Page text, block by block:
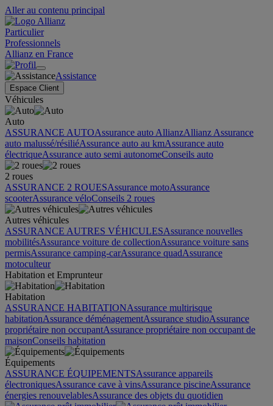
Aller au contenu principal
Particulier
Professionnels
Allianz en France
Assistance
Espace Client
Véhicules
Auto
ASSURANCE AUTOAssurance auto AllianzAllianz Assurance
auto malussé/résiliéAssurance auto au kmAssurance auto
électriqueAssurance auto semi autonomeConseils auto
2 roues
ASSURANCE 2 ROUESAssurance motoAssurance
scooterAssurance véloConseils 2 roues
Autres véhicules
ASSURANCE AUTRES VÉHICULESAssurance nouvelles
mobilitésAssurance voiture de collectionAssurance voiture sans
permisAssurance camping-carAssurance quadAssurance
motoculteur
Habitation et Emprunteur
Habitation
ASSURANCE HABITATIONAssurance multirisque
habitationAssurance déménagementAssurance studioAssurance
propriétaire non occupantAssurance propriétaire non occupant de
maisonConseils habitation
Équipements
ASSURANCE ÉQUIPEMENTSAssurance appareils
électroniquesAssurance cave à vinsAssurance piscineAssurance
énergies renouvelablesAssurance des objets du quotidien